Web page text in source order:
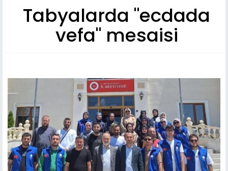
Tabyalarda "ecdada
vefa" mesaisi